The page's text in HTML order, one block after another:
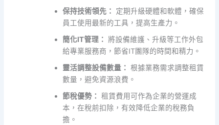
保持技術領先：
定期升級硬體和軟體，確保
員工使用最新的工具，提高生產力。
簡化IT管理： 將設備維護、升級等工作外包
給專業服務商，節省IT團隊的時間和精力。
靈活調整設備數量： 根據業務需求調整租賃
數量，避免資源浪費。
節稅優勢： 租賃費用可作為企業的營運成
本，在稅前扣除，有效降低企業的稅務負
擔。